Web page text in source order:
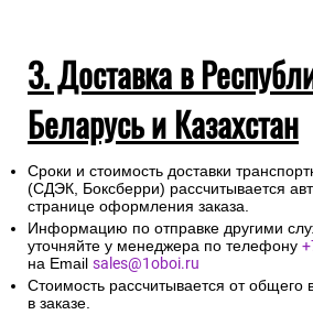
3. Доставка в
Беларусь и Казахстан
Сроки и стоимость доставки
(СДЭК, Боксберри) рассчитывается
странице оформления заказа.
Информацию по отправке другими
уточняйте у менеджера по телефону
на Email sales@1oboi.ru
Стоимость рассчитывается от общего
в заказе.